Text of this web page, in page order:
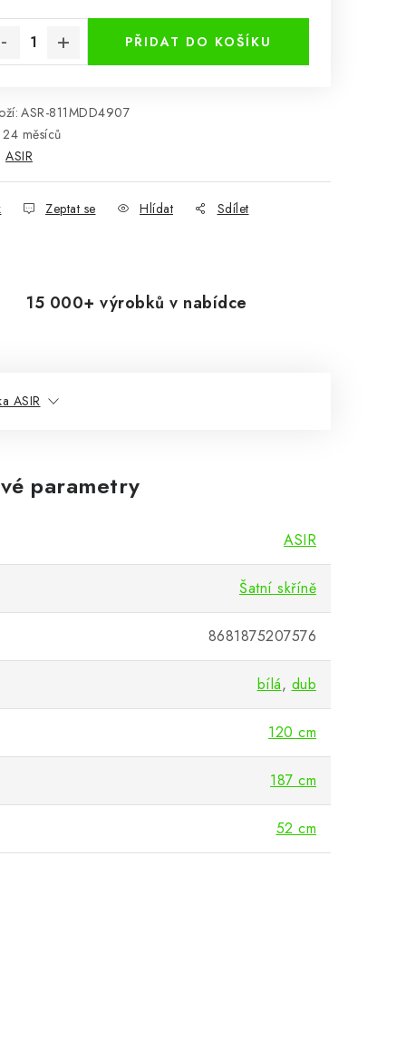
PŘIDAT DO KOŠÍKU
ASR-811MDD4907
24 měsíců
ASIR
Zeptat se Hlídat Sdílet
15 000+ výrobků v nabídce
ASIR
parametry
ASIR
Šatní skříně
8681875207576
bílá, dub
120 cm
187 cm
52 cm